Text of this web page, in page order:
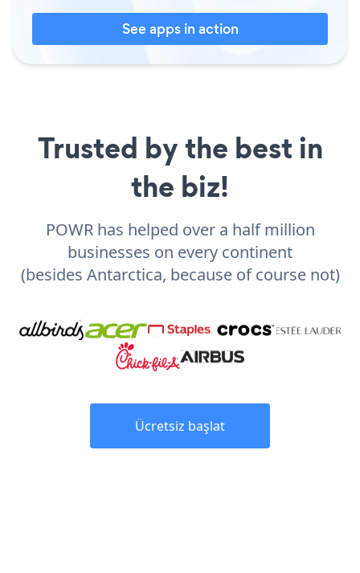
See apps in action
Trusted by the best in
the biz!
POWR has helped over a half million
businesses on every continent
(besides Antarctica, because of course not)
Ücretsiz başlat